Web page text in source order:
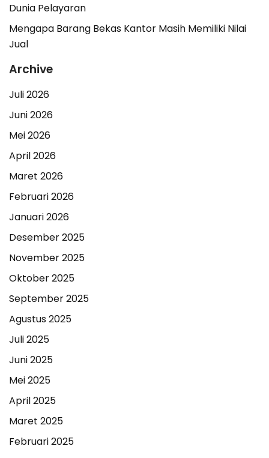
Dunia Pelayaran
Mengapa Barang Bekas Kantor Masih Memiliki Nilai
Jual
Archive
Juli 2026
Juni 2026
Mei 2026
April 2026
Maret 2026
Februari 2026
Januari 2026
Desember 2025
November 2025
Oktober 2025
September 2025
Agustus 2025
Juli 2025
Juni 2025
Mei 2025
April 2025
Maret 2025
Februari 2025